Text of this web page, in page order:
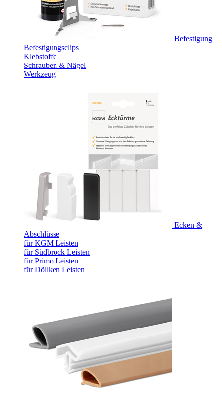
Befestigung
Befestigungsclips
Klebstoffe
Schrauben & Nägel
Werkzeug
Ecken &
Abschlüsse
für KGM Leisten
für Südbrock Leisten
für Primo Leisten
für Döllken Leisten